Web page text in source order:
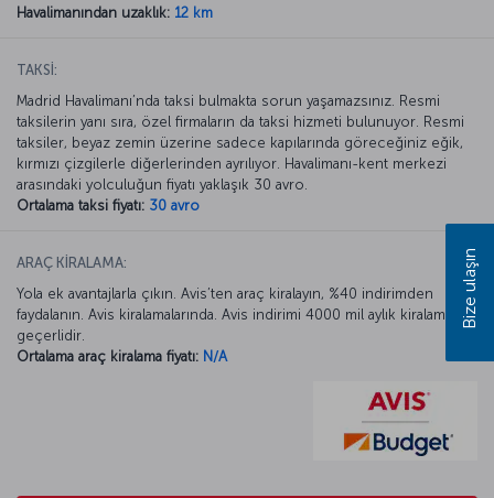
Havalimanından uzaklık: 12 km
TAKSİ:
Madrid Havalimanı’nda taksi bulmakta sorun yaşamazsınız. Resmi
taksilerin yanı sıra, özel firmaların da taksi hizmeti bulunuyor. Resmi
taksiler, beyaz zemin üzerine sadece kapılarında göreceğiniz eğik,
kırmızı çizgilerle diğerlerinden ayrılıyor. Havalimanı-kent merkezi
arasındaki yolculuğun fiyatı yaklaşık 30 avro.
Ortalama taksi fiyatı: 30 avro
ARAÇ KİRALAMA:
Yola ek avantajlarla çıkın. Avis’ten araç kiralayın, %40 indirimden
faydalanın. Avis kiralamalarında. Avis indirimi 4000 mil aylık kiralamada
geçerlidir.
Ortalama araç kiralama fiyatı: N/A
Bize ulaşın